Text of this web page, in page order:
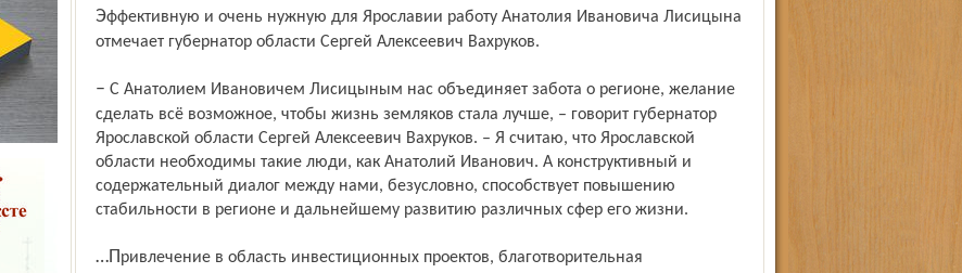
Эффективную и очень нужную для Ярославии работу Анатолия Ивановича Лисицына
отмечает губернатор области Сергей Алексеевич Вахруков.
– С Анатолием Ивановичем Лисицыным нас объединяет забота о регионе, желание
сделать всё возможное, чтобы жизнь земляков стала лучше, – говорит губернатор
Ярославской области Сергей Алексеевич Вахруков. – Я считаю, что Ярославской
области необходимы такие люди, как Анатолий Иванович. А конструктивный и
содержательный диалог между нами, безусловно, способствует повышению
стабильности в регионе и дальнейшему развитию различных сфер его жизни.
…Привлечение в область инвестиционных проектов, благотворительная